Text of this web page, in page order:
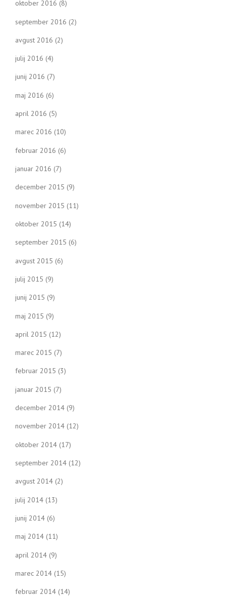
oktober 2016 (8)
september 2016 (2)
avgust 2016 (2)
julij 2016 (4)
junij 2016 (7)
maj 2016 (6)
april 2016 (5)
marec 2016 (10)
februar 2016 (6)
januar 2016 (7)
december 2015 (9)
november 2015 (11)
oktober 2015 (14)
september 2015 (6)
avgust 2015 (6)
julij 2015 (9)
junij 2015 (9)
maj 2015 (9)
april 2015 (12)
marec 2015 (7)
februar 2015 (3)
januar 2015 (7)
december 2014 (9)
november 2014 (12)
oktober 2014 (17)
september 2014 (12)
avgust 2014 (2)
julij 2014 (13)
junij 2014 (6)
maj 2014 (11)
april 2014 (9)
marec 2014 (15)
februar 2014 (14)